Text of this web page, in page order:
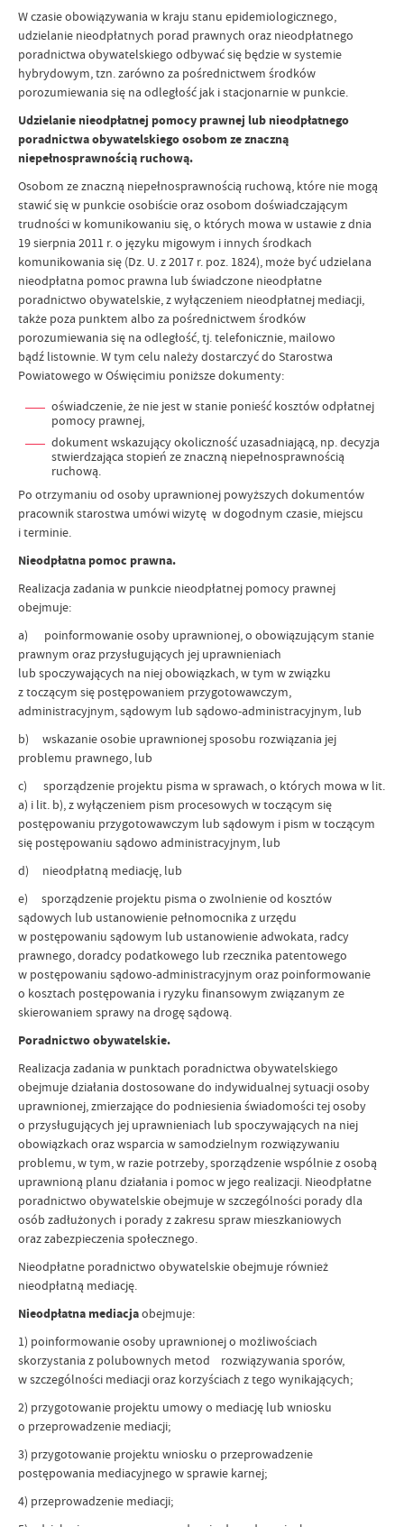
W czasie obowiązywania w kraju stanu epidemiologicznego,
udzielanie nieodpłatnych porad prawnych oraz nieodpłatnego
poradnictwa obywatelskiego odbywać się będzie w systemie
hybrydowym, tzn. zarówno za pośrednictwem środków
porozumiewania się na odległość jak i stacjonarnie w punkcie.
Udzielanie nieodpłatnej pomocy prawnej lub nieodpłatnego
poradnictwa obywatelskiego osobom ze znaczną
niepełnosprawnością ruchową.
Osobom ze znaczną niepełnosprawnością ruchową, które nie mogą
stawić się w punkcie osobiście oraz osobom doświadczającym
trudności w komunikowaniu się, o których mowa w ustawie z dnia
19 sierpnia 2011 r. o języku migowym i innych środkach
komunikowania się (Dz. U. z 2017 r. poz. 1824), może być udzielana
nieodpłatna pomoc prawna lub świadczone nieodpłatne
poradnictwo obywatelskie, z wyłączeniem nieodpłatnej mediacji,
także poza punktem albo za pośrednictwem środków
porozumiewania się na odległość, tj. telefonicznie, mailowo
bądź listownie. W tym celu należy dostarczyć do Starostwa
Powiatowego w Oświęcimiu poniższe dokumenty:
oświadczenie, że nie jest w stanie ponieść kosztów odpłatnej
pomocy prawnej,
dokument wskazujący okoliczność uzasadniającą, np. decyzja
stwierdzająca stopień ze znaczną niepełnosprawnością
ruchową.
Po otrzymaniu od osoby uprawnionej powyższych dokumentów
pracownik starostwa umówi wizytę w dogodnym czasie, miejscu
i terminie.
Nieodpłatna pomoc prawna.
Realizacja zadania w punkcie nieodpłatnej pomocy prawnej
obejmuje:
a) poinformowanie osoby uprawnionej, o obowiązującym stanie
prawnym oraz przysługujących jej uprawnieniach
lub spoczywających na niej obowiązkach, w tym w związku
z toczącym się postępowaniem przygotowawczym,
administracyjnym, sądowym lub sądowo-administracyjnym, lub
b) wskazanie osobie uprawnionej sposobu rozwiązania jej
problemu prawnego, lub
c) sporządzenie projektu pisma w sprawach, o których mowa w lit.
a) i lit. b), z wyłączeniem pism procesowych w toczącym się
postępowaniu przygotowawczym lub sądowym i pism w toczącym
się postępowaniu sądowo administracyjnym, lub
d) nieodpłatną mediację, lub
e) sporządzenie projektu pisma o zwolnienie od kosztów
sądowych lub ustanowienie pełnomocnika z urzędu
w postępowaniu sądowym lub ustanowienie adwokata, radcy
prawnego, doradcy podatkowego lub rzecznika patentowego
w postępowaniu sądowo-administracyjnym oraz poinformowanie
o kosztach postępowania i ryzyku finansowym związanym ze
skierowaniem sprawy na drogę sądową.
Poradnictwo obywatelskie.
Realizacja zadania w punktach poradnictwa obywatelskiego
obejmuje działania dostosowane do indywidualnej sytuacji osoby
uprawnionej, zmierzające do podniesienia świadomości tej osoby
o przysługujących jej uprawnieniach lub spoczywających na niej
obowiązkach oraz wsparcia w samodzielnym rozwiązywaniu
problemu, w tym, w razie potrzeby, sporządzenie wspólnie z osobą
uprawnioną planu działania i pomoc w jego realizacji. Nieodpłatne
poradnictwo obywatelskie obejmuje w szczególności porady dla
osób zadłużonych i porady z zakresu spraw mieszkaniowych
oraz zabezpieczenia społecznego.
Nieodpłatne poradnictwo obywatelskie obejmuje również
nieodpłatną mediację.
Nieodpłatna mediacjaobejmuje:
1) poinformowanie osoby uprawnionej o możliwościach
skorzystania z polubownych metod rozwiązywania sporów,
w szczególności mediacji oraz korzyściach z tego wynikających;
2) przygotowanie projektu umowy o mediację lub wniosku
o przeprowadzenie mediacji;
3) przygotowanie projektu wniosku o przeprowadzenie
postępowania mediacyjnego w sprawie karnej;
4) przeprowadzenie mediacji;